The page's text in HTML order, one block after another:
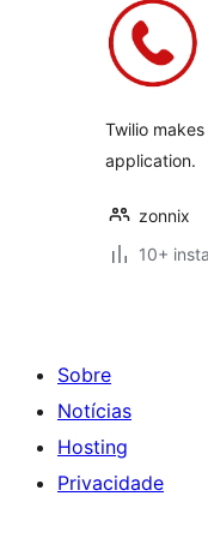
Twilio
application.
zonnix
10+
Sobre
Notícias
Hosting
Privacidade